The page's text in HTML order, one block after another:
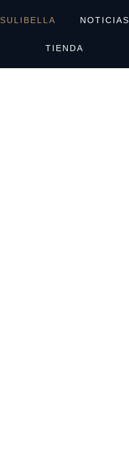
SULIBELLA NOTICIAS
TIENDA